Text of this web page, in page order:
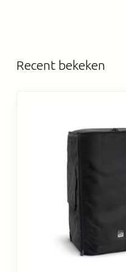
Recent bekeken